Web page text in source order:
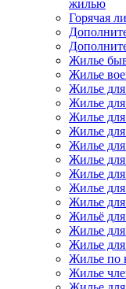
жилью
Горячая
Жилье
Жилье
Жилье
Жилье
Жилье
Жилье
Жилье
Жилье
Жилье
Жилье
Жилье
Жильё
Жилье
Жилье
Жилье по
Жилье